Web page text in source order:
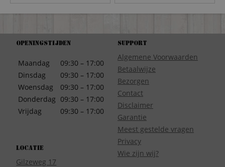
Openingstijden
Maandag
Dinsdag
Woensdag
Donderdag
Vrijdag
09:30 – 17:00
09:30 – 17:00
09:30 – 17:00
09:30 – 17:00
09:30 – 17:00
Locatie
Gilzeweg 17
Support
Algemene Voorwaarden
Betaalwijze
Bezorgen
Contact
Disclaimer
Garantie
Meest gestelde vragen
Privacy
Wie zijn wij?